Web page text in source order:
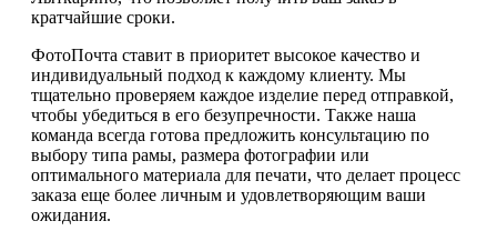
кратчайшие сроки.
ФотоПочта ставит в приоритет высокое качество и
индивидуальный подход к каждому клиенту. Мы
тщательно проверяем каждое изделие перед отправкой,
чтобы убедиться в его безупречности. Также наша
команда всегда готова предложить консультацию по
выбору типа рамы, размера фотографии или
оптимального материала для печати, что делает процесс
заказа еще более личным и удовлетворяющим ваши
ожидания.